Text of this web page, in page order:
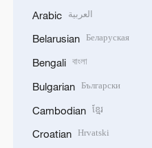
Arabic العربية
Belarusian Беларуская
Bengali বাংলা
Bulgarian Български
Cambodian ខ្មែរ
Croatian Hrvatski